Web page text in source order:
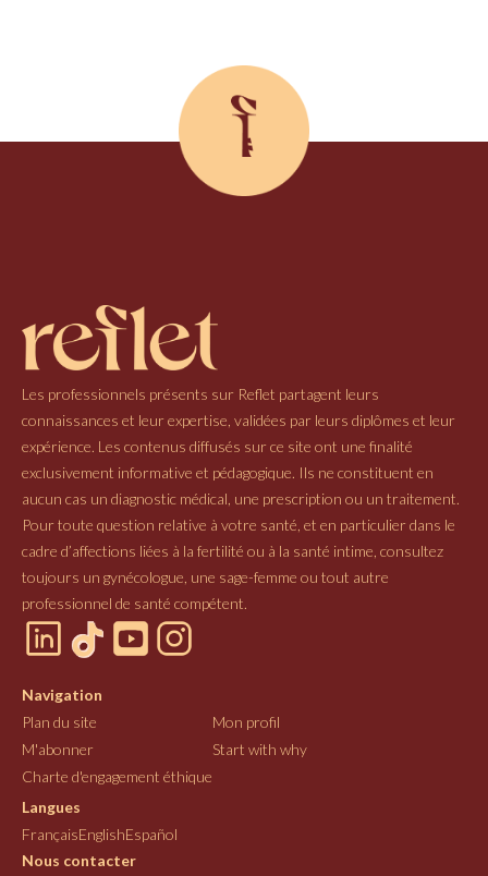
Les professionnels présents sur Reflet partagent leurs
connaissances et leur expertise, validées par leurs diplômes et leur
expérience. Les contenus diffusés sur ce site ont une finalité
exclusivement informative et pédagogique. Ils ne constituent en
aucun cas un diagnostic médical, une prescription ou un traitement.
Pour toute question relative à votre santé, et en particulier dans le
cadre d’affections liées à la fertilité ou à la santé intime, consultez
toujours un gynécologue, une sage-femme ou tout autre
professionnel de santé compétent.
Navigation
Plan du site
Mon profil
M'abonner
Start with why
Charte d'engagement éthique
Langues
FrançaisEnglishEspañol
Nous contacter